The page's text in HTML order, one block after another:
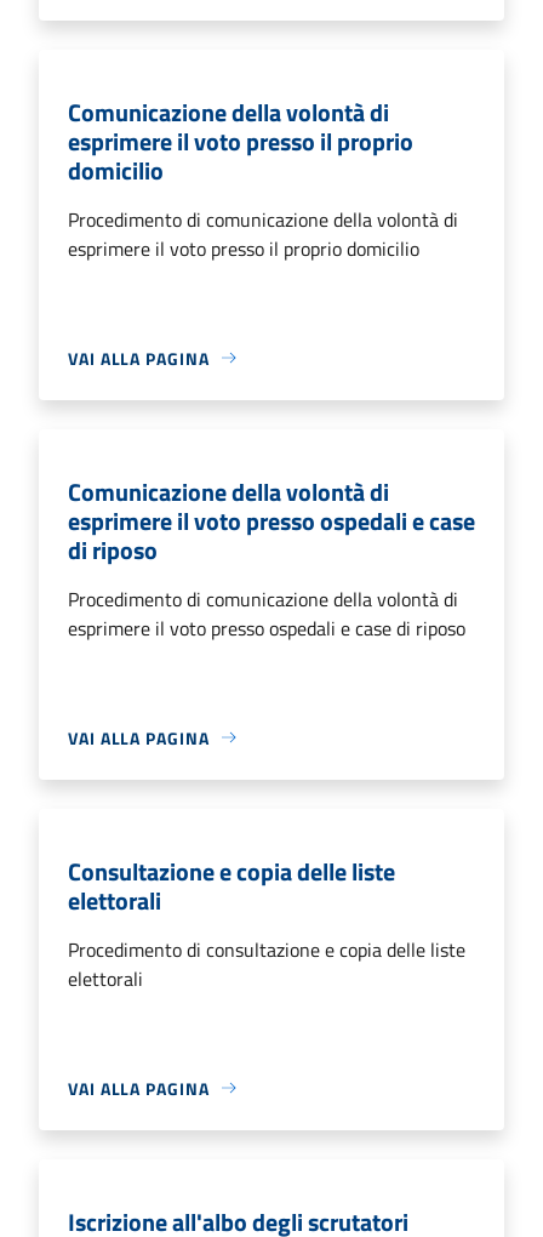
Comunicazione della volontà di
esprimere il voto presso il proprio
domicilio
Procedimento di comunicazione della volontà di
esprimere il voto presso il proprio domicilio
VAI ALLA PAGINA
Comunicazione della volontà di
esprimere il voto presso ospedali e case
di riposo
Procedimento di comunicazione della volontà di
esprimere il voto presso ospedali e case di riposo
VAI ALLA PAGINA
Consultazione e copia delle liste
elettorali
Procedimento di consultazione e copia delle liste
elettorali
VAI ALLA PAGINA
Iscrizione all'albo degli scrutatori